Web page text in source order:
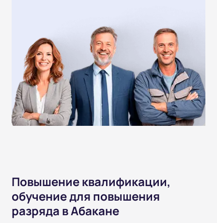
Повышение квалификации,
обучение для повышения
разряда в Абакане